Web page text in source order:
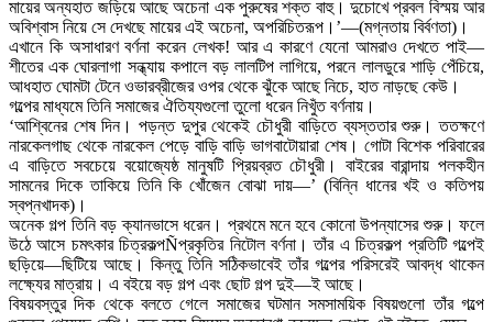
মায়ের অন্যহাত জড়িয়ে আছে অচেনা এক পুরুষের শক্ত বাহু। দুচোখে প্রবল বিস্ময় আর
অবিশ্বাস নিয়ে সে দেখছে মায়ের এই অচেনা, অপরিচিতরূপ।’—(মগ্নতায় বির্বণতা)।
এখানে কি অসাধারণ বর্ণনা করেন লেখক! আর এ কারণে যেনো আমরাও দেখতে পাই—
শীতের এক ঘোরলাগা সন্ধ্যায় কপালে বড় লালটিপ লাগিয়ে, পরনে লালডুরে শাড়ি পেঁচিয়ে,
আধহাত ঘোমটা টেনে ওভারব্রীজের ওপর থেকে ঝুঁকে আছে নিচে, হাত নাড়ছে কেউ।
গল্পের মাধ্যমে তিনি সমাজের ঐতিয্যগুলো তুলো ধরেন নিখুঁত বর্ণনায়।
‘আশ্বিনের শেষ দিন। পড়ন্ত দুপুর থেকেই চৌধুরী বাড়িতে ব্যস্ততার শুরু। ততক্ষণে
নারকেলগাছ থেকে নারকেল পেড়ে বাড়ি বাড়ি ভাগবাটোয়ারা শেষ। গোটা বিশেক পরিবারের
এ বাড়িতে সবচেয়ে বয়োজ্যেষ্ঠ মানুষটি প্রিয়ব্রত চৌধুরী। বাইরের বারান্দায় পলকহীন
সামনের দিকে তাকিয়ে তিনি কি খোঁজেন বোঝা দায়—’ (বিন্নি ধানের খই ও কতিপয়
স্বপ্নখাদক)।
অনেক গল্প তিনি বড় ক্যানভাসে ধরেন। প্রথমে মনে হবে কোনো উপন্যাসের শুরু। ফলে
উঠে আসে চমৎকার চিত্রকল্পÑপ্রকৃতির নিটোল বর্ণনা। তাঁর এ চিত্রকল্প প্রতিটি গল্পেই
ছড়িয়ে—ছিটিয়ে আছে। কিন্তু তিনি সঠিকভাবেই তাঁর গল্পের পরিসরেই আবদ্ধ থাকেন
লক্ষ্যের মাত্রায়। এ বইয়ে বড় গল্প এবং ছোট গল্প দুই—ই আছে।
বিষয়বস্তুর দিক থেকে বলতে গেলে সমাজের ঘটমান সমসাময়িক বিষয়গুলো তাঁর গল্পে